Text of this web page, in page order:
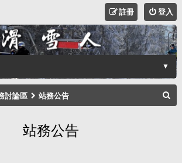
登入
註冊
▼
討論區 站務公告
站務公告